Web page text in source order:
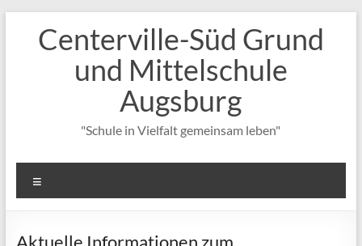
springenCenterville-Süd Grund
und Mittelschule
Augsburg
"Schule in Vielfalt gemeinsam leben"
Aktuelle Informationen zum